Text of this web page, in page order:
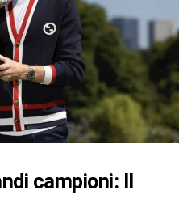
campioni: Il